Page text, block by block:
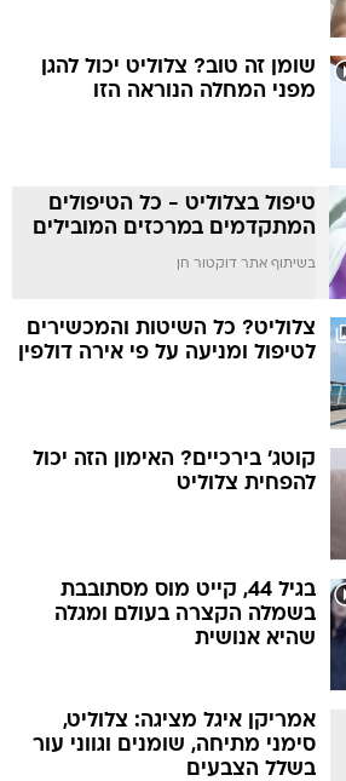
שומן זה טוב? צלוליט יכול להגן
מפני המחלה הנוראה הזו
טיפול בצלוליט - כל הטיפולים
המתקדמים במרכזים המובילים
בשיתוף אתר דוקטור חן
צלוליט? כל השיטות והמכשירים
לטיפול ומניעה על פי אירה דולפין
קוטג' בירכיים? האימון הזה יכול
להפחית צלוליט
בגיל 44, קייט מוס מסתובבת
בשמלה הקצרה בעולם ומגלה
שהיא אנושית
אמריקן איגל מציגה: צלוליט,
סימני מתיחה, שומנים וגווני עור
בשלל הצבעים